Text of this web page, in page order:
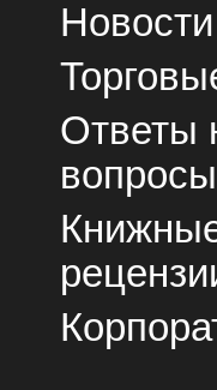
Новости
Ответы
вопросы